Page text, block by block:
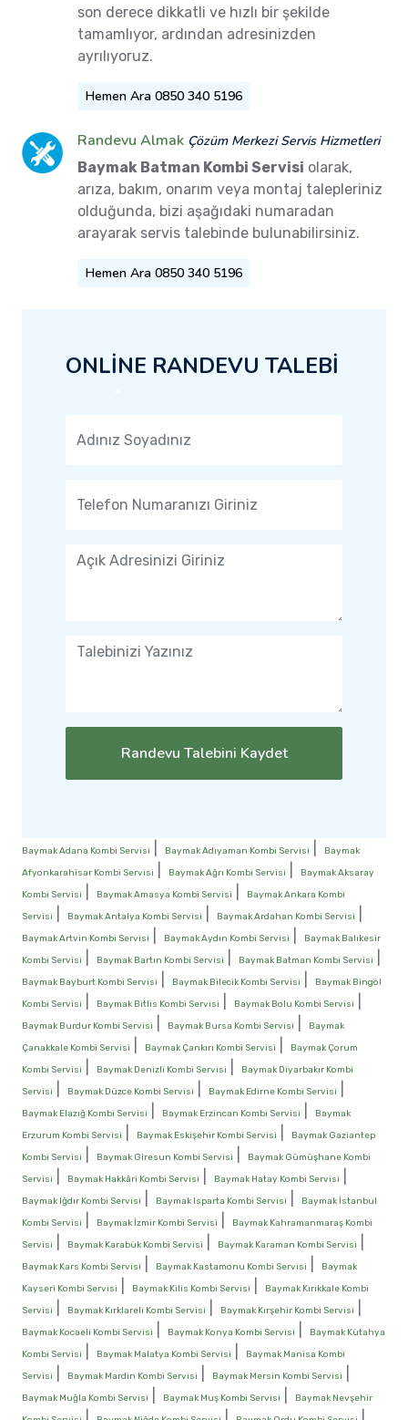
son derece dikkatli ve hızlı bir şekilde
tamamlıyor, ardından adresinizden
ayrılıyoruz.
Hemen Ara 0850 340 5196
Randevu Almak Çözüm Merkezi Servis Hizmetleri
Baymak Batman Kombi Servisi olarak,
arıza, bakım, onarım veya montaj talepleriniz
olduğunda, bizi aşağıdaki numaradan
arayarak servis talebinde bulunabilirsiniz.
Hemen Ara 0850 340 5196
ONLİNE RANDEVU TALEBİ
Randevu Talebini Kaydet
Baymak Adana Kombi Servisi Baymak Adıyaman Kombi Servisi
Baymak
Afyonkarahisar Kombi Servisi
Baymak Ağrı Kombi Servisi
Baymak Aksaray
Kombi Servisi
Baymak Amasya Kombi Servisi
Baymak Ankara Kombi
Servisi
Baymak Antalya Kombi Servisi Baymak Ardahan Kombi Servisi
Baymak Artvin Kombi Servisi Baymak Aydın Kombi Servisi
Baymak Balıkesir
Kombi Servisi
Baymak Bartın Kombi Servisi Baymak Batman Kombi Servisi
Baymak Bayburt Kombi Servisi Baymak Bilecik Kombi Servisi
Baymak Bingöl
Kombi Servisi
Baymak Bitlis Kombi Servisi Baymak Bolu Kombi Servisi
Baymak Burdur Kombi Servisi Baymak Bursa Kombi Servisi
Baymak
Çanakkale Kombi Servisi
Baymak Çankırı Kombi Servisi
Baymak Çorum
Kombi Servisi
Baymak Denizli Kombi Servisi
Baymak Diyarbakır Kombi
Servisi
Baymak Düzce Kombi Servisi Baymak Edirne Kombi Servisi
Baymak Elazığ Kombi Servisi Baymak Erzincan Kombi Servisi
Baymak
Erzurum Kombi Servisi
Baymak Eskişehir Kombi Servisi
Baymak Gaziantep
Kombi Servisi
Baymak Giresun Kombi Servisi
Baymak Gümüşhane Kombi
Servisi
Baymak Hakkâri Kombi Servisi Baymak Hatay Kombi Servisi
Baymak Iğdır Kombi Servisi Baymak Isparta Kombi Servisi
Baymak İstanbul
Kombi Servisi
Baymak İzmir Kombi Servisi
Baymak Kahramanmaraş Kombi
Servisi
Baymak Karabük Kombi Servisi Baymak Karaman Kombi Servisi
Baymak Kars Kombi Servisi Baymak Kastamonu Kombi Servisi
Baymak
Kayseri Kombi Servisi
Baymak Kilis Kombi Servisi
Baymak Kırıkkale Kombi
Servisi
Baymak Kırklareli Kombi Servisi Baymak Kırşehir Kombi Servisi
Baymak Kocaeli Kombi Servisi Baymak Konya Kombi Servisi
Baymak Kütahya
Kombi Servisi
Baymak Malatya Kombi Servisi
Baymak Manisa Kombi
Servisi
Baymak Mardin Kombi Servisi Baymak Mersin Kombi Servisi
Baymak Muğla Kombi Servisi Baymak Muş Kombi Servisi
Baymak Nevşehir